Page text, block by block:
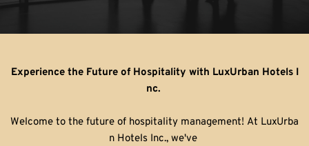
Experience the Future of Hospitality with LuxUrban Hotels I
nc.
Welcome to the future of hospitality management! At LuxUrba
n Hotels Inc., we've